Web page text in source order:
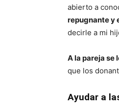
abierto a
repugnante y
decirle a mi
A la pareja se
que los
Ayudar a